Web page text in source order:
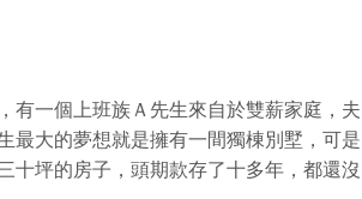
有一個上班族Ａ先生來自於雙薪家庭，夫
最大的夢想就是擁有一間獨棟別墅，可是
十坪的房子，頭期款存了十多年，都還沒